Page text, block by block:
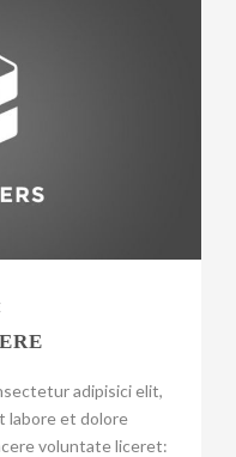
adipisici elit,
labore et dolore
voluntate liceret: